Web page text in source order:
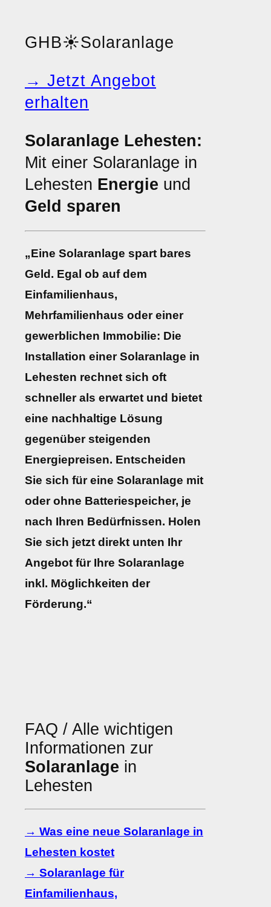
GHB☀️Solaranlage
→ Jetzt Angebot
erhalten
Solaranlage Lehesten:
Mit einer Solaranlage in
Lehesten Energie und
Geld sparen
„Eine Solaranlage spart bares
Geld. Egal ob auf dem
Einfamilienhaus,
Mehrfamilienhaus oder einer
gewerblichen Immobilie: Die
Installation einer Solaranlage in
Lehesten rechnet sich oft
schneller als erwartet und bietet
eine nachhaltige Lösung
gegenüber steigenden
Energiepreisen. Entscheiden
Sie sich für eine Solaranlage mit
oder ohne Batteriespeicher, je
nach Ihren Bedürfnissen. Holen
Sie sich jetzt direkt unten Ihr
Angebot für Ihre Solaranlage
inkl. Möglichkeiten der
Förderung.“
FAQ / Alle wichtigen
Informationen zur
Solaranlage in
Lehesten
→ Was eine neue Solaranlage in
Lehesten kostet
→ Solaranlage für
Einfamilienhaus,